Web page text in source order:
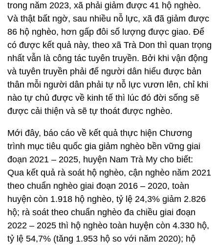
trong năm 2023, xã phải giảm được 41 hộ nghèo.
Và thật bất ngờ, sau nhiều nỗ lực, xã đã giảm được
86 hộ nghèo, hơn gấp đôi số lượng được giao. Để
có được kết quả này, theo xã Trà Don thì quan trọng
nhất vẫn là công tác tuyên truyền. Bởi khi vận động
và tuyên truyền phải để người dân hiểu được bản
thân mỗi người dân phải tự nỗ lực vươn lên, chỉ khi
nào tự chủ được về kinh tế thì lúc đó đời sống sẽ
được cải thiện và sẽ tự thoát được nghèo.
Mới đây, báo cáo về kết quả thực hiện Chương
trình mục tiêu quốc gia giảm nghèo bền vững giai
đoạn 2021 – 2025, huyện Nam Trà My cho biết:
Qua kết quả rà soát hộ nghèo, cận nghèo năm 2021
theo chuẩn nghèo giai đoạn 2016 – 2020, toàn
huyện còn 1.918 hộ nghèo, tỷ lệ 24,3% giảm 2.826
hộ; rà soát theo chuẩn nghèo đa chiều giai đoạn
2022 – 2025 thì hộ nghèo toàn huyện còn 4.330 hộ,
tỷ lệ 54,7% (tăng 1.953 hộ so với năm 2020); hộ